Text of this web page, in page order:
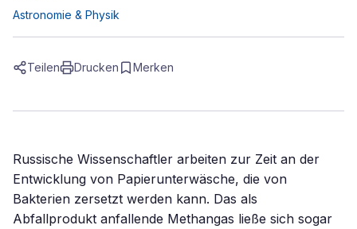
Astronomie & Physik
Teilen Drucken Merken
Russische Wissenschaftler arbeiten zur Zeit an der
Entwicklung von Papierunterwäsche, die von
Bakterien zersetzt werden kann. Das als
Abfallprodukt anfallende Methangas ließe sich sogar